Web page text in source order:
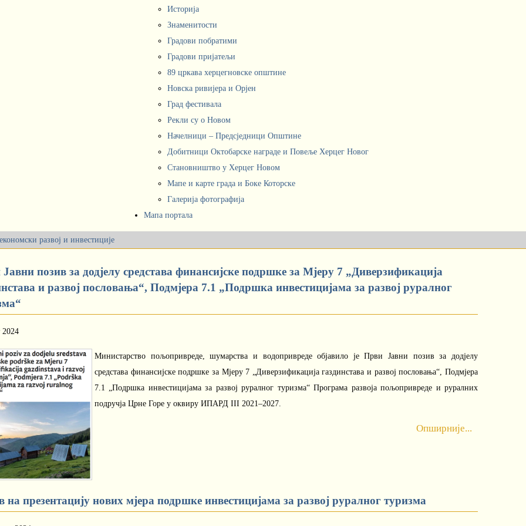
Историја
Знаменитости
Градови побратими
Градови пријатељи
89 цркава херцегновске општине
Новска ривијера и Орјен
Град фестивала
Рекли су о Новом
Начелници – Предсједници Општине
Добитници Октобарске награде и Повеље Херцег Новог
Становништво у Херцег Новом
Мапе и карте града и Боке Которске
Галерија фотографија
Мапа портала
развој и инвестиције
позив за додјелу средстава финансијске подршке за Мјеру 7 „Диверзификација
и развој пословања“, Подмјера 7.1 „Подршка инвестицијама за развој руралног
2024
Министарство пољопривреде, шумарства и водопривреде објавило је Први Јавни позив за додјелу
средстава финансијске подршке за Мјеру 7 „Диверзификација газдинстава и развој пословања“, Подмјера
7.1 „Подршка инвестицијама за развој руралног туризма“ Програма развоја пољопривреде и руралних
подручја Црне Горе у оквиру ИПАРД III 2021–2027.
Опширније...
на презентацију нових мјера подршке инвестицијама за развој руралног туризма